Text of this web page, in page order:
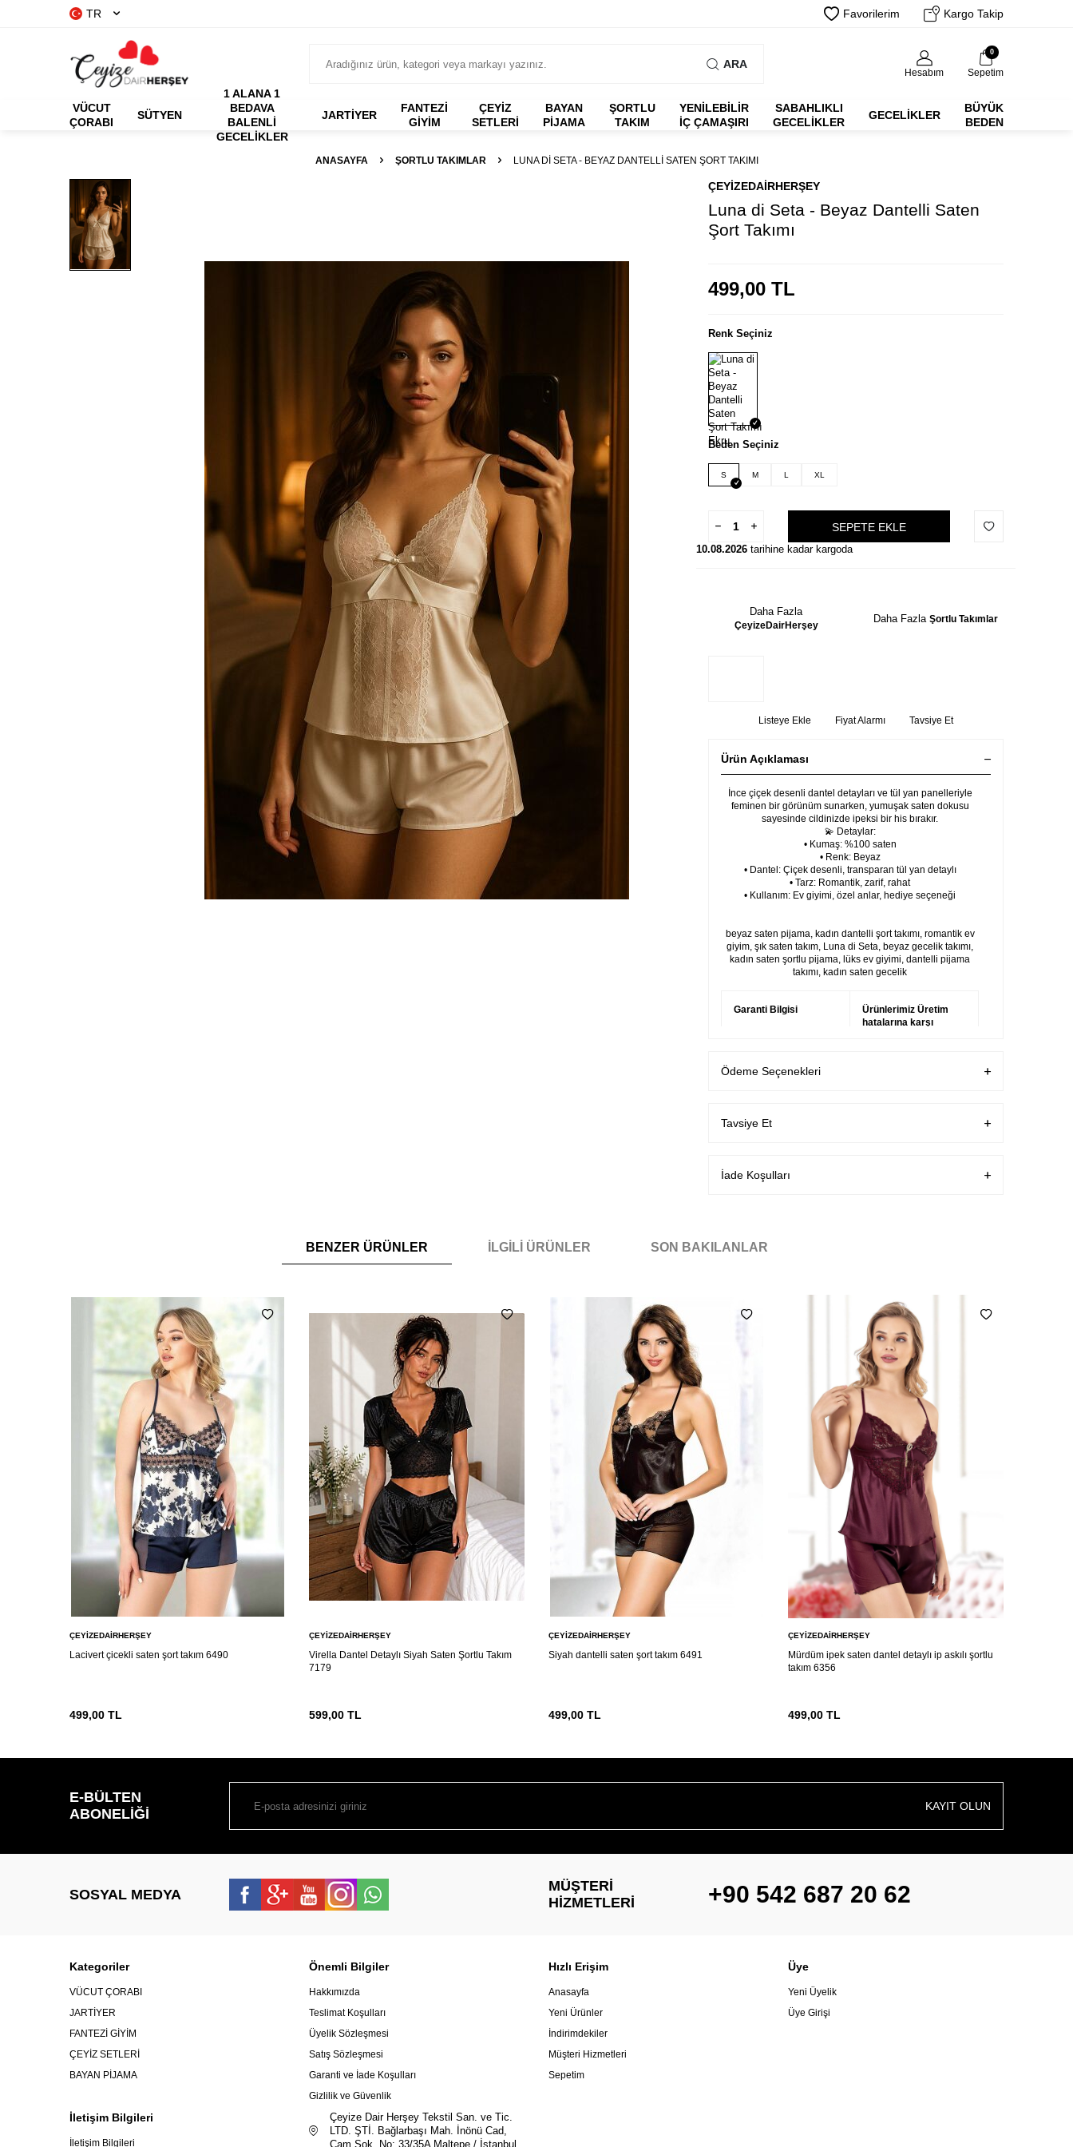
TR Favorilerim Kargo Takip
ARA
Hesabım
0
Sepetim
VÜCUT
ÇORABI
SÜTYEN
1 ALANA 1
BEDAVA
BALENLI
GECELIKLER
JARTİYER
FANTEZI
GIYIM
ÇEYİZ
SETLERİ
BAYAN
PİJAMA
ŞORTLU
TAKIM
YENİLEBİLİR
İÇ ÇAMAŞIRI
SABAHLIKLI
GECELIKLER
GECELIKLER
BÜYÜK
BEDEN
ANASAYFA ŞORTLU TAKIMLAR LUNA DI SETA - BEYAZ DANTELLI SATEN ŞORT TAKIMI
ÇEYIZEDAIRHERŞEY
Luna di Seta - Beyaz Dantelli Saten
Şort Takımı
499,00 TL
Renk Seçiniz
Beden Seçiniz
S M L XL
SEPETE EKLE
10.08.2026 tarihine kadar kargoda
Daha Fazla
ÇeyizeDairHerşey
Daha Fazla Şortlu Takımlar
Listeye Ekle Fiyat Alarmı Tavsiye Et
Ürün Açıklaması
İnce çiçek desenli dantel detayları ve tül yan panelleriyle
feminen bir görünüm sunarken, yumuşak saten dokusu
sayesinde cildinizde ipeksi bir his bırakır.
💫 Detaylar:
• Kumaş: %100 saten
• Renk: Beyaz
• Dantel: Çiçek desenli, transparan tül yan detaylı
• Tarz: Romantik, zarif, rahat
• Kullanım: Ev giyimi, özel anlar, hediye seçeneği
beyaz saten pijama, kadın dantelli şort takımı, romantik ev
giyim, şık saten takım, Luna di Seta, beyaz gecelik takımı,
kadın saten şortlu pijama, lüks ev giyimi, dantelli pijama
takımı, kadın saten gecelik
Garanti Bilgisi
Ürünlerimiz Üretim
hatalarına karşı
Ödeme Seçenekleri
Tavsiye Et
İade Koşulları
BENZER ÜRÜNLER İLGILI ÜRÜNLER SON BAKILANLAR
ÇEYIZEDAIRHERŞEY
Lacivert çicekli saten şort takım 6490
499,00 TL
ÇEYIZEDAIRHERŞEY
Virella Dantel Detaylı Siyah Saten Şortlu Takım
7179
599,00 TL
ÇEYIZEDAIRHERŞEY
Siyah dantelli saten şort takım 6491
499,00 TL
ÇEYIZEDAIRHERŞEY
Mürdüm ipek saten dantel detaylı ip askılı şortlu
takım 6356
499,00 TL
E-BÜLTEN
ABONELIĞI
KAYIT OLUN
SOSYAL MEDYA
MÜŞTERI
HIZMETLERI
+90 542 687 20 62
Kategoriler
VÜCUT ÇORABI
JARTİYER
FANTEZİ GİYİM
ÇEYİZ SETLERİ
BAYAN PİJAMA
Önemli Bilgiler
Hakkımızda
Teslimat Koşulları
Üyelik Sözleşmesi
Satış Sözleşmesi
Garanti ve İade Koşulları
Gizlilik ve Güvenlik
Hızlı Erişim
Anasayfa
Yeni Ürünler
İndirimdekiler
Müşteri Hizmetleri
Sepetim
Üye
Yeni Üyelik
Üye Girişi
İletişim Bilgileri
İletişim Bilgileri
Çeyize Dair Herşey Tekstil San. ve Tic.
LTD. ŞTİ. Bağlarbaşı Mah. İnönü Cad,
Çam Sok. No: 33/35A Maltepe / İstanbul